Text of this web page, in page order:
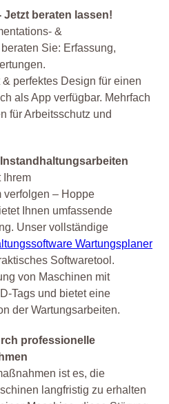
Jetzt beraten lassen!
&
Sie: Erfassung,
perfektes Design für einen
als App verfügbar. Mehrfach
für Arbeitsschutz und
Ihrem
verfolgen – Hoppe
Ihnen umfassende
Unser vollständige
Wartungsplaner
Softwaretool.
von Maschinen mit
Tags und bietet eine
der Wartungsarbeiten.
professionelle
ist es, die
langfristig zu erhalten